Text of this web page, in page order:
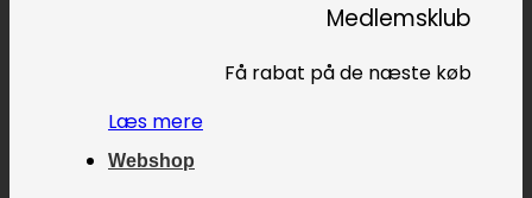
Medlemsklub
Få rabat på de næste køb
Læs mere
Webshop